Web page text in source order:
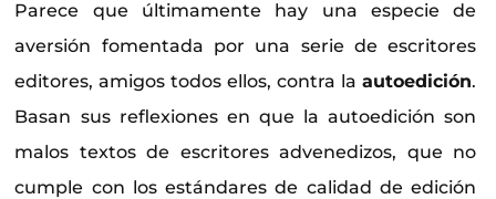
Parece que últimamente hay una especie de
aversión fomentada por una serie de escritores
editores, amigos todos ellos, contra laautoedición.
Basan sus reflexiones en que la autoedición son
malos textos de escritores advenedizos, que no
cumple con los estándares de calidad de edición